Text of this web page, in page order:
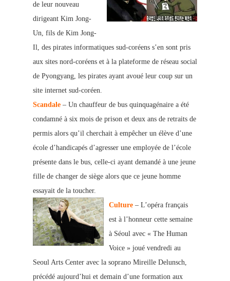
de leur nouveau
dirigeant Kim Jong-
Un, fils de Kim Jong-
Il, des pirates informatiques sud-coréens s’en sont pris
aux sites nord-coréens et à la plateforme de réseau social
de Pyongyang, les pirates ayant avoué leur coup sur un
site internet sud-coréen.
Scandale – Un chauffeur de bus quinquagénaire a été
condamné à six mois de prison et deux ans de retraits de
permis alors qu’il cherchait à empêcher un élève d’une
école d’handicapés d’agresser une employée de l’école
présente dans le bus, celle-ci ayant demandé à une jeune
fille de changer de siège alors que ce jeune homme
essayait de la toucher.
Culture – L’opéra français
est à l’honneur cette semaine
à Séoul avec « The Human
Voice » joué vendredi au
Seoul Arts Center avec la soprano Mireille Delunsch,
précédé aujourd’hui et demain d’une formation aux